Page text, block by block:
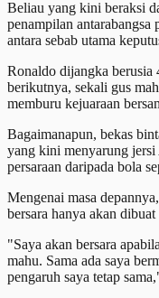
Beliau yang kini beraksi
penampilan antarabangsa
antara sebab utama
Ronaldo dijangka berusia
berikutnya, sekali gus
memburu kejuaraan
Bagaimanapun, bekas
yang kini menyarung
persaraan daripada bola
Mengenai masa
bersara hanya akan
"Saya akan bersara
mahu. Sama ada saya
pengaruh saya tetap